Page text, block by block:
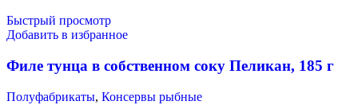
Быстрый просмотр
Добавить в избранное
Филе тунца в собственном соку Пеликан, 185 г
Полуфабрикаты, Консервы рыбные